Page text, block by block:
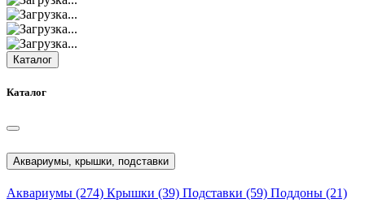
Каталог
Каталог
Аквариумы, крышки, подставки
Аквариумы (274) Крышки (39) Подставки (59) Поддоны (21)